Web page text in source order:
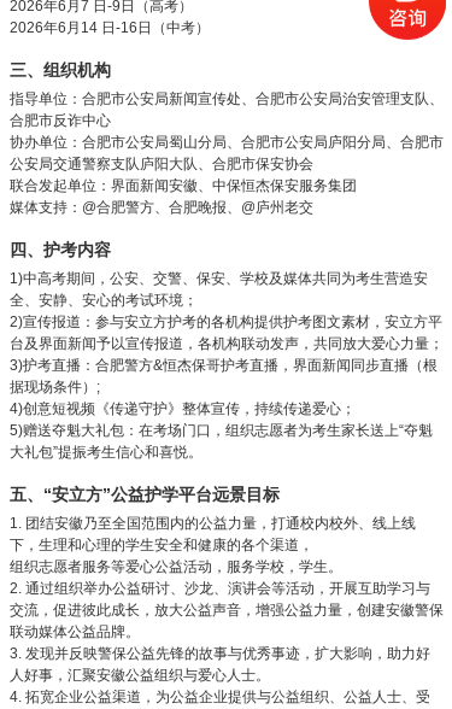
2026年6月7 日-9日（高考）
2026年6月14 日-16日（中考）
三、组织机构
指导单位：合肥市公安局新闻宣传处、合肥市公安局治安管理支队、
合肥市反诈中心
协办单位：合肥市公安局蜀山分局、合肥市公安局庐阳分局、合肥市
公安局交通警察支队庐阳大队、合肥市保安协会
联合发起单位：界面新闻安徽、中保恒杰保安服务集团
媒体支持：@合肥警方、合肥晚报、@庐州老交
四、护考内容
1)中高考期间，公安、交警、保安、学校及媒体共同为考生营造安
全、安静、安心的考试环境；
2)宣传报道：参与安立方护考的各机构提供护考图文素材，安立方平
台及界面新闻予以宣传报道，各机构联动发声，共同放大爱心力量；
3)护考直播：合肥警方&恒杰保哥护考直播，界面新闻同步直播（根
据现场条件）;
4)创意短视频《传递守护》整体宣传，持续传递爱心；
5)赠送夺魁大礼包：在考场门口，组织志愿者为考生家长送上“夺魁
大礼包”提振考生信心和喜悦。
五、“安立方”公益护学平台远景目标
1. 团结安徽乃至全国范围内的公益力量，打通校内校外、线上线
下，生理和心理的学生安全和健康的各个渠道，
组织志愿者服务等爱心公益活动，服务学校，学生。
2. 通过组织举办公益研讨、沙龙、演讲会等活动，开展互助学习与
交流，促进彼此成长，放大公益声音，增强公益力量，创建安徽警保
联动媒体公益品牌。
3. 发现并反映警保公益先锋的故事与优秀事迹，扩大影响，助力好
人好事，汇聚安徽公益组织与爱心人士。
4. 拓宽企业公益渠道，为公益企业提供与公益组织、公益人士、受